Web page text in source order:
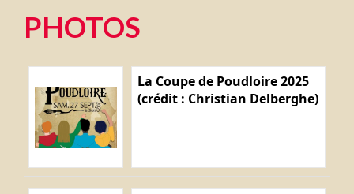
PHOTOS
La Coupe de Poudloire 2025
(crédit : Christian Delberghe)